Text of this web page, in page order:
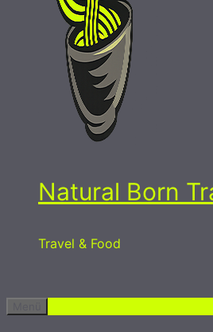
Natural Born
Travel & Food